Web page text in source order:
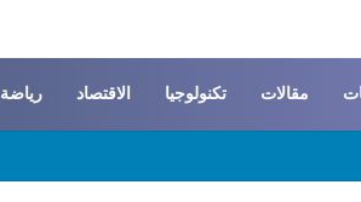
مقالات تكنولوجيا الاقتصاد رياضة